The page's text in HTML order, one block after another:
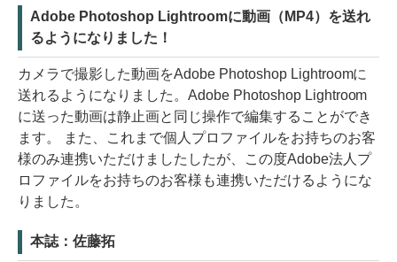
Adobe Photoshop Lightroomに動画（MP4）を送れ
るようになりました！
カメラで撮影した動画をAdobe Photoshop Lightroomに
送れるようになりました。Adobe Photoshop Lightroom
に送った動画は静止画と同じ操作で編集することができ
ます。 また、これまで個人プロファイルをお持ちのお客
様のみ連携いただけましたしたが、この度Adobe法人プ
ロファイルをお持ちのお客様も連携いただけるようにな
りました。
本誌：佐藤拓